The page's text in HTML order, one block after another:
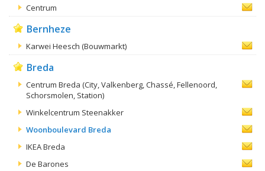
Centrum
Bernheze
Karwei Heesch (Bouwmarkt)
Breda
Centrum Breda (City, Valkenberg, Chassé, Fellenoord,
Schorsmolen, Station)
Winkelcentrum Steenakker
Woonboulevard Breda
IKEA Breda
De Barones